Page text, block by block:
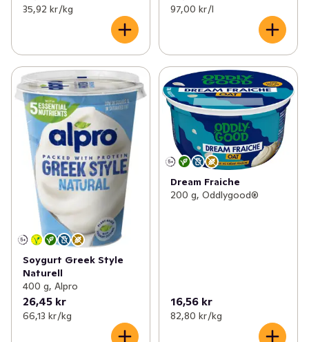
35,92 kr /kg 97,00 kr /l
Soygurt Greek Style
Naturell
400 g, Alpro
26,45 kr
66,13 kr /kg
Dream Fraiche
200 g, Oddlygood®
16,56 kr
82,80 kr /kg